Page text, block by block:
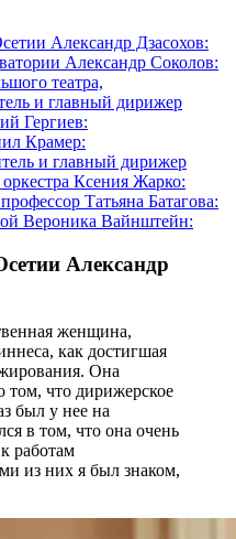
Александр Дзасохов:
Александр Соколов:
театра,
и главный дирижер
Гергиев:
Крамер:
и главный дирижер
Ксения Жарко:
Татьяна Батагова:
Вероника Вайнштейн:
Александр
женщина,
как достигшая
Она
том, что дирижерское
был у нее на
в том, что она очень
работам
из них я был знаком,